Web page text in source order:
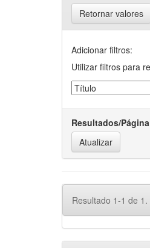
Retornar valores
Adicionar filtros:
Utilizar filtros para
Resultados/Página
Resultado 1-1 de 1.